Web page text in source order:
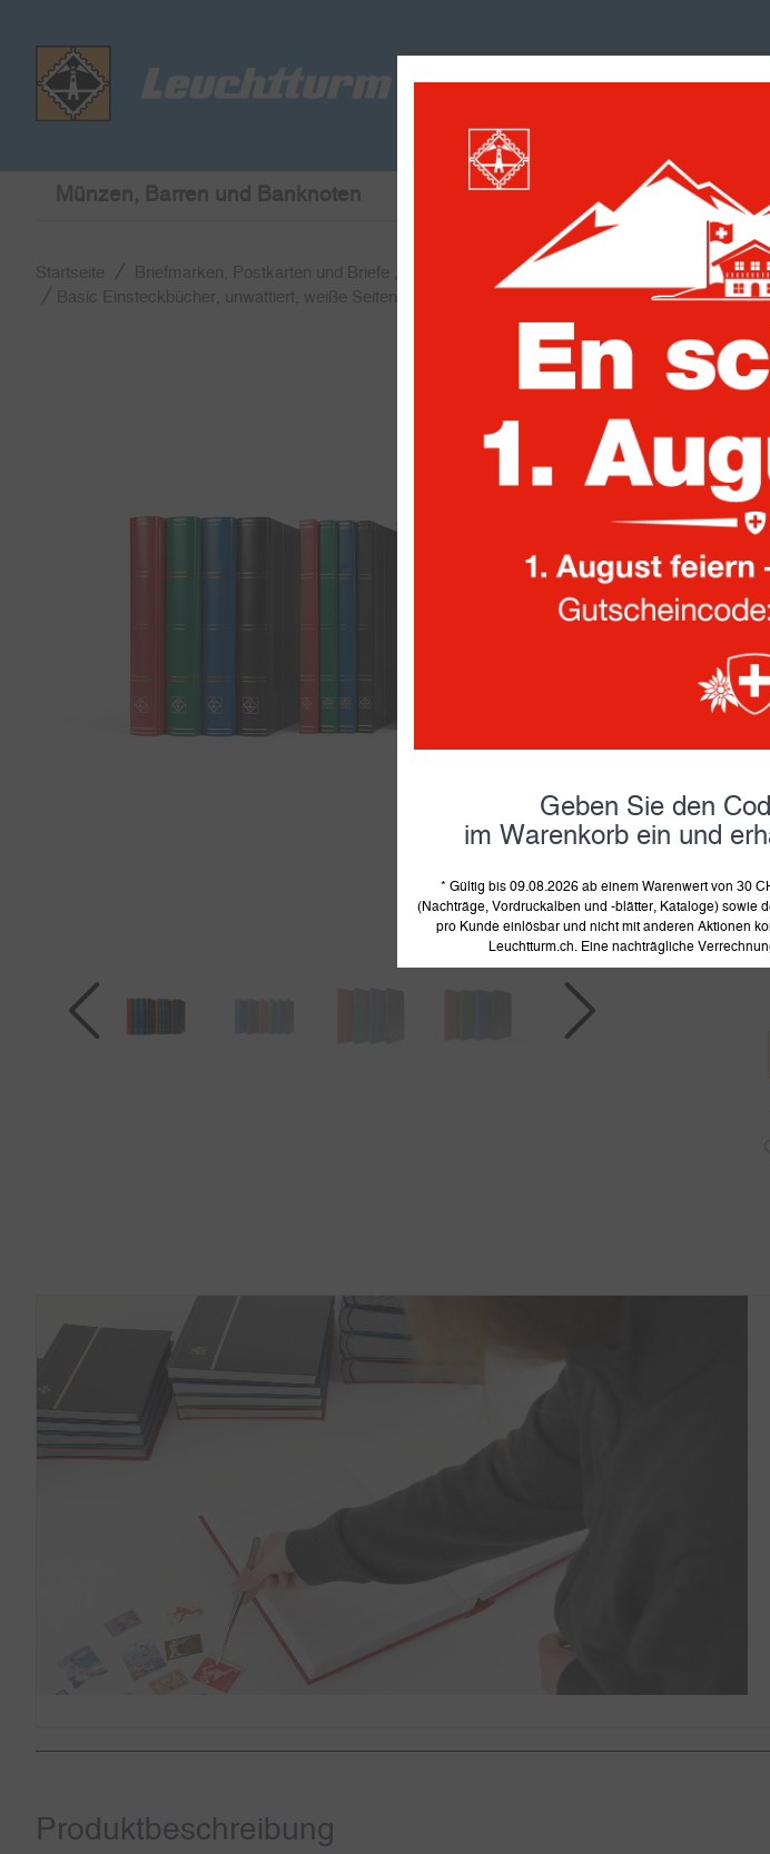
Münzen, Barren und Banknoten Briefmarken, Postkarten und Briefe
Startseite Briefmarken, Postkarten und Briefe Einsteckbücher
Basic Einsteckbücher, unwattiert, weiße Seiten
Produkt­beschreibung
Geben Sie den
im Warenkorb ein und
* Gültig bis 09.08.2026 ab einem Warenwert von 30
(Nachträge, Vordruckalben und -blätter, Kataloge) sowie
pro Kunde einlösbar und nicht mit anderen Aktionen
Leuchtturm.ch. Eine nachträgliche